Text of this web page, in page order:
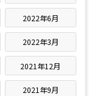
2022年6月
2022年3月
2021年12月
2021年9月